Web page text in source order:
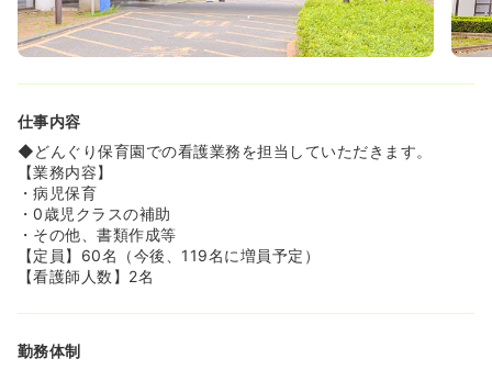
仕事内容
◆どんぐり保育園での看護業務を担当していただきます。
【業務内容】
・病児保育
・0歳児クラスの補助
・その他、書類作成等
【定員】60名（今後、119名に増員予定）
【看護師人数】2名
勤務体制